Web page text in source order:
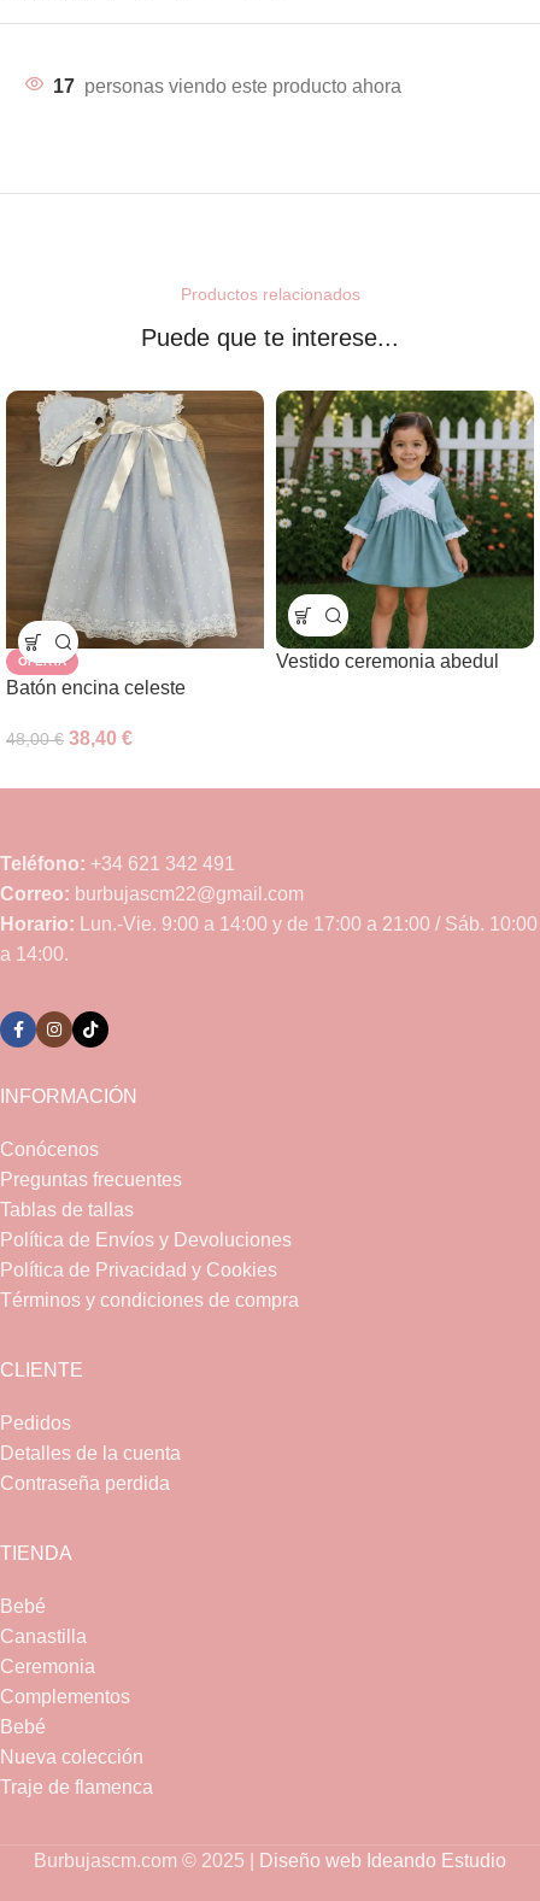
17 personas viendo este producto ahora
Productos relacionados
Puede que te interese...
OFERTA
Batón encina celeste
48,00€ 38,40 €
Vestido ceremonia abedul
Teléfono: +34 621 342 491
Correo: burbujascm22@gmail.com
Horario: Lun.-Vie. 9:00 a 14:00 y de 17:00 a 21:00 / Sáb. 10:00
a 14:00.
INFORMACIÓN
Conócenos
Preguntas frecuentes
Tablas de tallas
Política de Envíos y Devoluciones
Política de Privacidad y Cookies
Términos y condiciones de compra
CLIENTE
Pedidos
Detalles de la cuenta
Contraseña perdida
TIENDA
Bebé
Canastilla
Ceremonia
Complementos
Bebé
Nueva colección
Traje de flamenca
Burbujascm.com © 2025 | Diseño web Ideando Estudio